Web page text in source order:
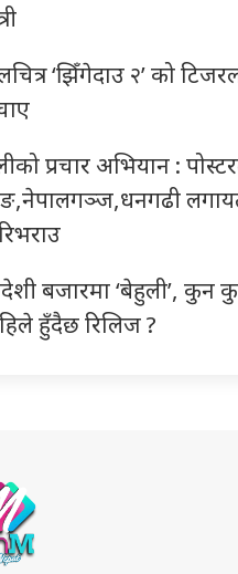
‘झिँगेदाउ २’ को
प्रचार अभियान :
बजारमा ‘बेहुली’, कुन
हुँदैछ रिलिज ?